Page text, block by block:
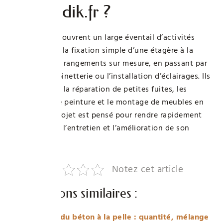
Bricoludik.fr ?
Les modules couvrent un large éventail d’activités
pratiques : de la fixation simple d’une étagère à la
fabrication de rangements sur mesure, en passant par
la pose de robinetterie ou l’installation d’éclairages. Ils
incluent aussi la réparation de petites fuites, les
techniques de peinture et le montage de meubles en
kit. Chaque projet est pensé pour rendre rapidement
autonome sur l’entretien et l’amélioration de son
Notez cet article
Publications similaires :
Dosage du béton à la pelle : quantité, mélange